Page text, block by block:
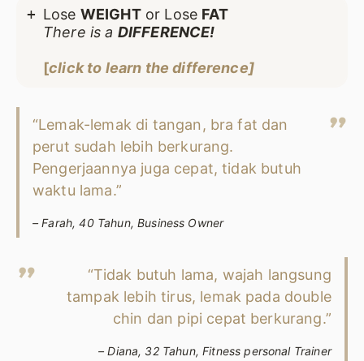
Lose WEIGHTor Lose FAT
There is a DIFFERENCE!
[click to learn the difference]
“Lemak-lemak di tangan, bra fat dan
perut sudah lebih berkurang.
Pengerjaannya juga cepat, tidak butuh
waktu lama.”
– Farah, 40 Tahun, Business Owner
“Tidak butuh lama, wajah langsung
tampak lebih tirus, lemak pada double
chin dan pipi cepat berkurang.”
– Diana, 32 Tahun, Fitness personal Trainer